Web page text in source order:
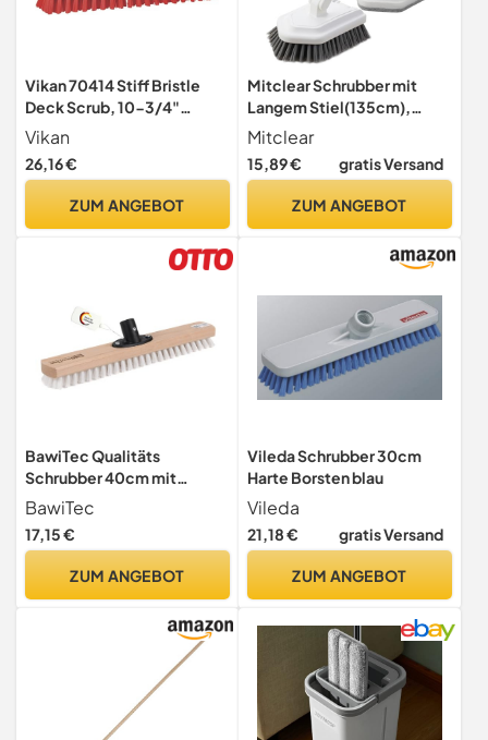
Vikan 70414 Stiff Bristle
Deck Scrub, 10-3/4"
Polyester, Red
Vikan
26,16 €
ZUM ANGEBOT
Mitclear Schrubber mit
Langem Stiel(135cm),
Reinigungsbürste Bad, 3-
in-1 Duschschrubber,
Schrubberbürste mit
Mikrofaser, zum Reinigen
Boden, Wand, Fliesen
Mitclear
15,89 € gratis Versand
ZUM ANGEBOT
BawiTec Qualitäts
Schrubber 40cm mit
Kunststoff Quickhalter
Weiße PPN-Polypropylen
Borsten Verschraubtem
Grossraumschrubber
BawiTec
17,15 €
ZUM ANGEBOT
Vileda Schrubber 30cm
Harte Borsten blau
Vileda
21,18 € gratis Versand
ZUM ANGEBOT